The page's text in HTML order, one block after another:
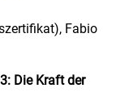
Fabio
Die Kraft der